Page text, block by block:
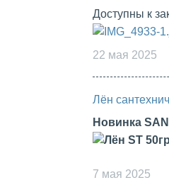
Доступны к
22 мая 2025
Лён
Новинка
7 мая 2025